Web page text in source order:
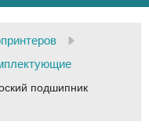
подшипник